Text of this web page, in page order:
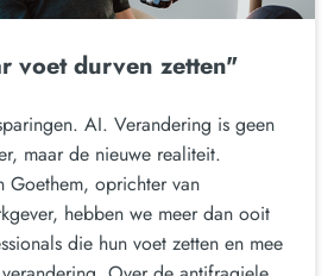
voet durven zetten"
AI. Verandering is geen
maar de nieuwe realiteit.
Goethem, oprichter van
hebben we meer dan ooit
die hun voet zetten en mee